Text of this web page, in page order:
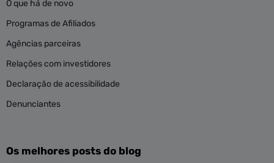
O que há de novo
Programas de Afiliados
Agências parceiras
Relações com investidores
Declaração de acessibilidade
Denunciantes
Os melhores posts do blog